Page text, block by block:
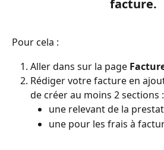
facture.
Pour cela :
Aller dans sur la page
Rédiger votre facture en
de créer au moins 2 sections :
une relevant de la
une pour les frais à